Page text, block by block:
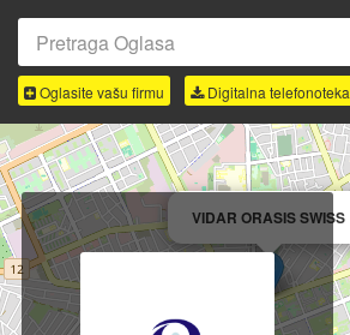
Oglasite vašu firmu Digitalna telefonoteka
VIDAR ORASIS SWISS